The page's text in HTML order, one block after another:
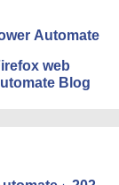
ックス |オン
レータ紹介
ディスプレ
8週間持続バッ
Automate
web
Blog